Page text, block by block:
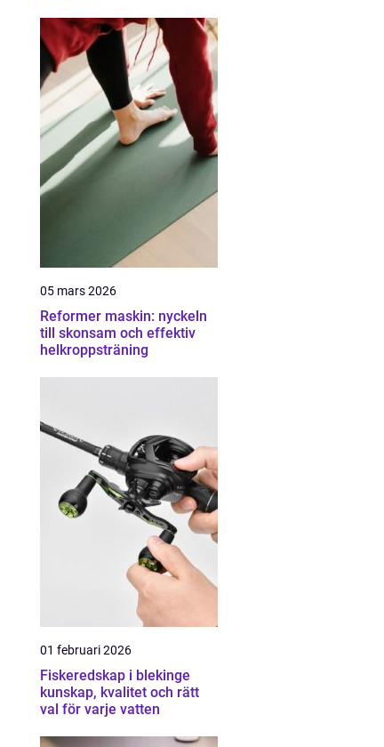
05 mars 2026
Reformer maskin: nyckeln
till skonsam och effektiv
helkroppsträning
01 februari 2026
Fiskeredskap i blekinge
kunskap, kvalitet och rätt
val för varje vatten